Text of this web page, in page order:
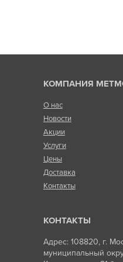
КОМПАНИЯ
О нас
Новости
Акции
Услуги
Цены
Доставка
Контакты
КОНТАКТЫ
Адрес: 108820, г.
муниципальный